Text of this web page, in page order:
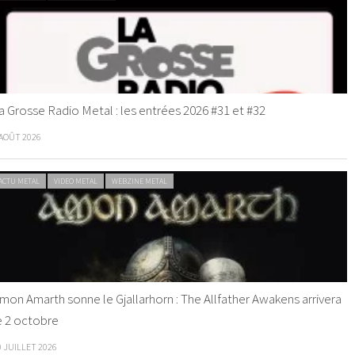
Grosse Radio Metal : les entrées 2026 #31 et #32
2026
METAL VIDEO METAL WEBZINE METAL
Amarth sonne le Gjallarhorn : The Allfather Awakens arrivera
2 octobre
JUILLET 2026